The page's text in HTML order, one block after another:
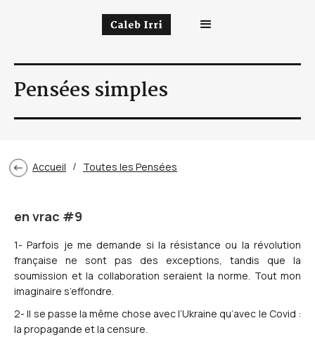
Pensées simples
Accueil / Toutes les Pensées
en vrac #9
1- Parfois je me demande si la résistance ou la révolution
française ne sont pas des exceptions, tandis que la
soumission et la collaboration seraient la norme. Tout mon
imaginaire s’effondre.
2- Il se passe la même chose avec l’Ukraine qu’avec le Covid :
la propagande et la censure.